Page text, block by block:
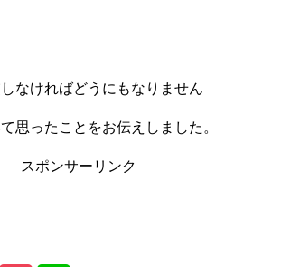
なければどうにもなりません
思ったことをお伝えしました。
スポンサーリンク